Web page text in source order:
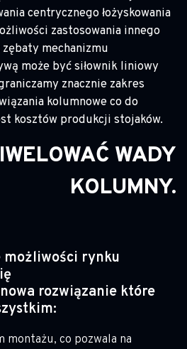
centrycznego łożyskowania
zastosowania innego
mechanizmu
może być siłownik liniowy
znacznie zakres
kolumnowe co do
kosztów produkcji stojaków.
WADY
KOLUMNY.
możliwości rynku
rozwiązanie które
montażu, co pozwala na